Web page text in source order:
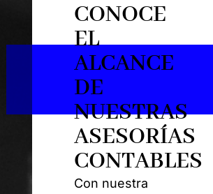
CONOCE
EL
ALCANCE
DE
NUESTRAS
ASESORÍAS
CONTABLES
Con nuestra